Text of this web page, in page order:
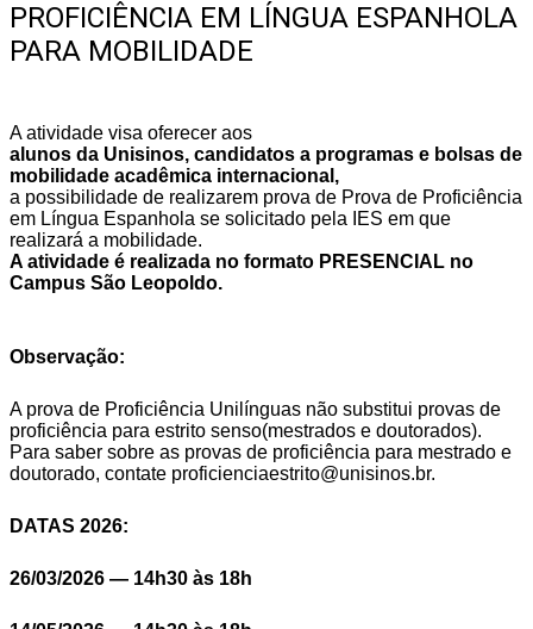
PROFICIÊNCIA EM LÍNGUA ESPANHOLA
PARA MOBILIDADE
A atividade visa oferecer aos
alunos da Unisinos, candidatos a programas e bolsas de
mobilidade acadêmica internacional,
a possibilidade de realizarem prova de Prova de Proficiência
em Língua Espanhola se solicitado pela IES em que
realizará a mobilidade.
A atividade é realizada no formato PRESENCIAL no
Campus São Leopoldo.
Observação:
A prova de Proficiência Unilínguas não substitui provas de
proficiência para estrito senso(mestrados e doutorados).
Para saber sobre as provas de proficiência para mestrado e
doutorado, contate proficienciaestrito@unisinos.br.
DATAS 2026:
26/03/2026 — 14h30 às 18h